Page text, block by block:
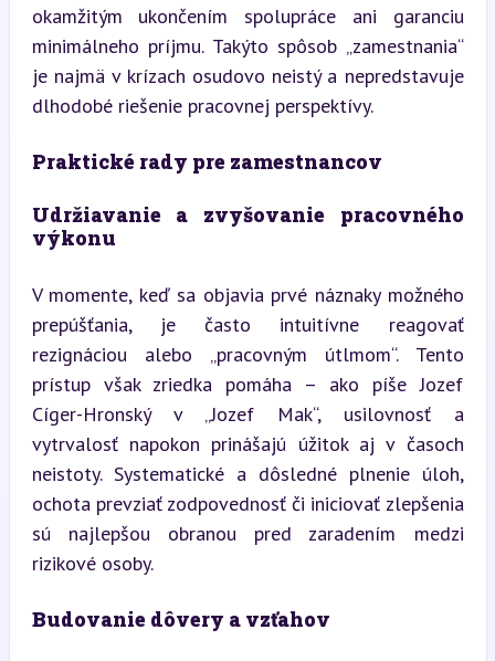
okamžitým ukončením spolupráce ani garanciu
minimálneho príjmu. Takýto spôsob „zamestnania“
je najmä v krízach osudovo neistý a nepredstavuje
dlhodobé riešenie pracovnej perspektívy.
Praktické rady pre zamestnancov
Udržiavanie a zvyšovanie pracovného
výkonu
V momente, keď sa objavia prvé náznaky možného
prepúšťania, je často intuitívne reagovať
rezignáciou alebo „pracovným útlmom“. Tento
prístup však zriedka pomáha – ako píše Jozef
Cíger-Hronský v „Jozef Mak“, usilovnosť a
vytrvalosť napokon prinášajú úžitok aj v časoch
neistoty. Systematické a dôsledné plnenie úloh,
ochota prevziať zodpovednosť či iniciovať zlepšenia
sú najlepšou obranou pred zaradením medzi
rizikové osoby.
Budovanie dôvery a vzťahov